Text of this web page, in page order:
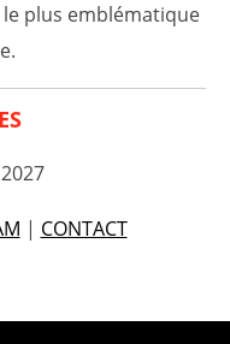
plus emblématique
| CONTACT